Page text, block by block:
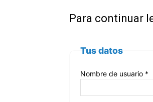
Para continuar
Tus datos
Nombre de usuario *